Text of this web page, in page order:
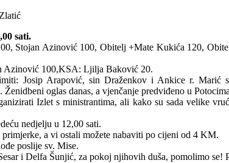
sati.
Stojan Azinović 100, Obitelj +Mate Kukića 120,
Azinović 100,KSA: Ljilja Baković 20.
Josip Arapović, sin Draženkov i Ankice r.
oglas danas, a vjenčanje predviđeno u
Izlet s ministrantima, ali kako su sada velike
nedjelju u 12,00 sati.
a vi ostali možete nabaviti po cijeni od 4 KM.
poslije sv. Mise.
i Delfa Šunjić, za pokoj njihovih duša, pomolimo